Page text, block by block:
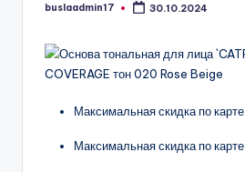
Запись
buslaadmin17 30.10.2024
Максимальная скидка по карте
Максимальная скидка по карте